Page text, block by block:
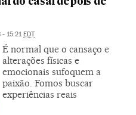
do casal depois de
- 15:21EDT
É normal que o cansaço e
alterações físicas e
emocionais sufoquem a
paixão. Fomos buscar
experiências reais